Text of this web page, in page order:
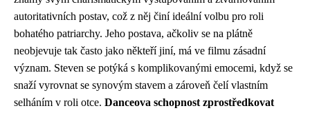
autoritativních postav, což z něj činí ideální volbu pro roli
bohatého patriarchy. Jeho postava, ačkoliv se na plátně
neobjevuje tak často jako někteří jiní, má ve filmu zásadní
význam. Steven se potýká s komplikovanými emocemi, když se
snaží vyrovnat se synovým stavem a zároveň čelí vlastním
selháním v roli otce. Danceova schopnost zprostředkovat